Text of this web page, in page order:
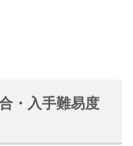
・入手難易度